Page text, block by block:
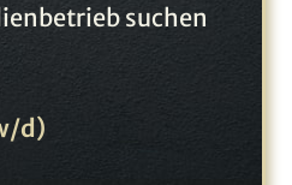
suchen
d)